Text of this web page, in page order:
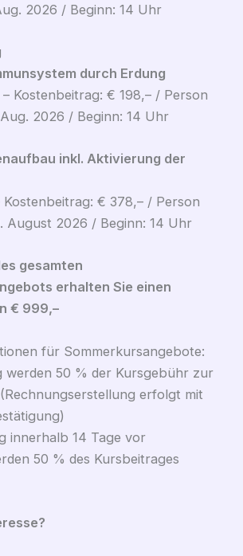
2026 / Beginn: 14 Uhr
durch Erdung
– Kostenbeitrag: € 198,– / Person
2026 / Beginn: 14 Uhr
inkl. Aktivierung der
Kostenbeitrag: € 378,– / Person
August 2026 / Beginn: 14 Uhr
gesamten
erhalten Sie einen
€ 999,–
für Sommerkursangebote:
werden 50 % der Kursgebühr zur
erfolgt mit
innerhalb 14 Tage vor
50 % des Kursbeitrages